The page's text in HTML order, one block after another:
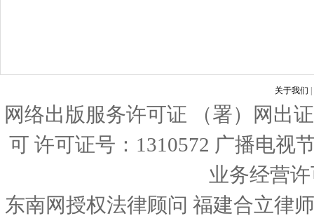
关于我们
网络出版服务许可证 （署）网出
可 许可证号：1310572 广播电视
业务经营
东南网授权法律顾问 福建合立律